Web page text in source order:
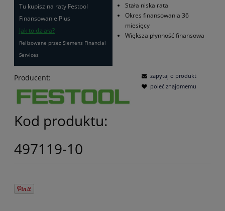
Tu kupisz na raty Festool
Finansowanie Plus
Jak to działa?
Relizowane przez Siemens Financial
Services
Stała niska rata
Okres finansowania 36
miesięcy
Większa płynność finansowa
Producent:
Kod produktu:
497119-10
zapytaj o produkt
poleć znajomemu